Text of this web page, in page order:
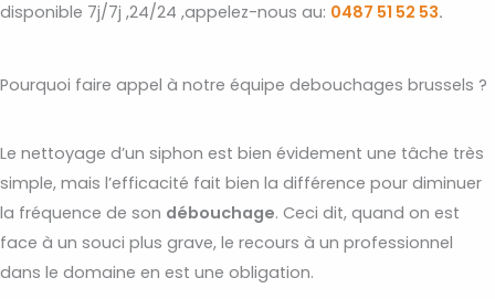
disponible 7j/7j ,24/24 ,appelez-nous au: 0487 51 52 53.
Pourquoi faire appel à notre équipe debouchages brussels ?
Le nettoyage d’un siphon est bien évidement une tâche très
simple, mais l’efficacité fait bien la différence pour diminuer
la fréquence de son débouchage. Ceci dit, quand on est
face à un souci plus grave, le recours à un professionnel
dans le domaine en est une obligation.